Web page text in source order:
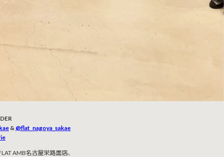
& @flat_nagoya_sakae
AMB名古屋栄路面店、